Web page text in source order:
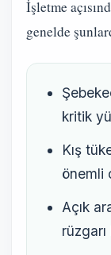
İşletme
genelde
kritik
Kış
önemli
Açık